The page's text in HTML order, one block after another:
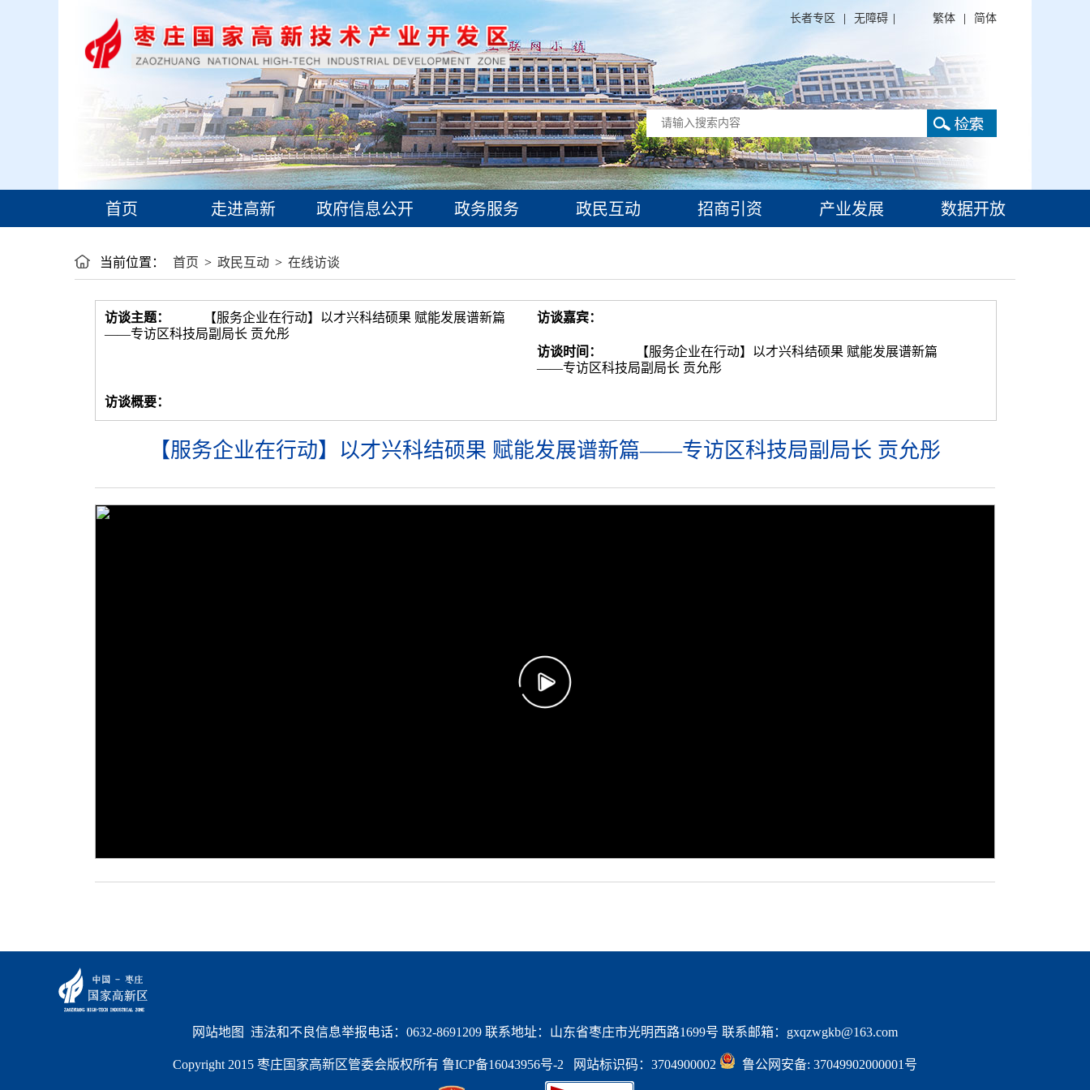
繁体 简体
长者专区 无障碍
首页 走进高新 政府信息公开 政务服务 政民互动 招商引资 产业发展 数据开放
当前位置： 首页 > 政民互动 > 在线访谈
访谈主题：
【服务企业在行动】以才兴科结硕果 赋能发展谱新篇
——专访区科技局副局长 贡允彤
访谈嘉宾：
访谈时间：
【服务企业在行动】以才兴科结硕果 赋能发展谱新篇
——专访区科技局副局长 贡允彤
访谈概要：
【服务企业在行动】以才兴科结硕果 赋能发展谱新篇——专访区科技局副局长 贡允彤
网站地图
  违法和不良信息举报电话：0632-8691209 联系地址：山东省枣庄市光明西路1699号 联系邮箱：gxqzwgkb@163.com
Copyright 2015 枣庄国家高新区管委会版权所有 鲁ICP备16043956号-2 网站标识码：3704900002
  鲁公网安备: 37049902000001号